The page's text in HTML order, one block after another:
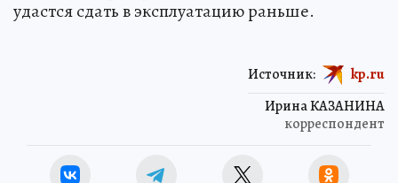
удастся сдать в эксплуатацию раньше.
Ирина КАЗАНИНА
корреспондент
Источник: kp.ru